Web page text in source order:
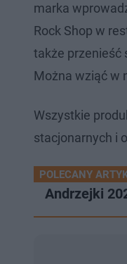
marka
Rock Shop w
także przenieść
Można wziąć w
Wszystkie
stacjonarnych i
POLECANY
Andrzejki